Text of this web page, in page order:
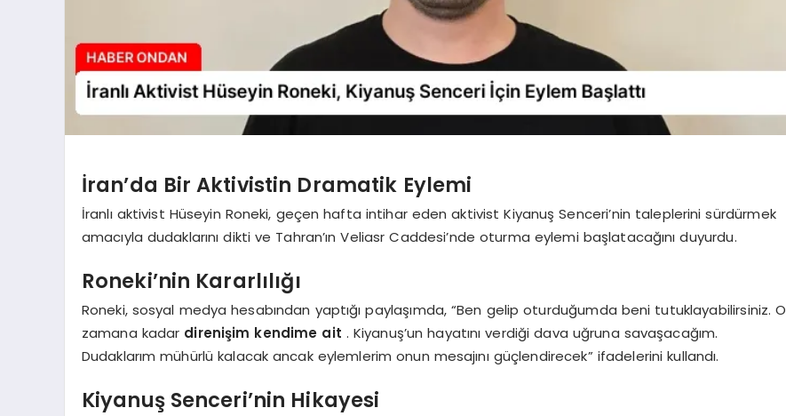
İran’da Bir Aktivistin Dramatik Eylemi
İranlı aktivist Hüseyin Roneki, geçen hafta intihar eden aktivist Kiyanuş Senceri’nin taleplerini sürdürmek
amacıyla dudaklarını dikti ve Tahran’ın Veliasr Caddesi’nde oturma eylemi başlatacağını duyurdu.
Roneki’nin Kararlılığı
Roneki, sosyal medya hesabından yaptığı paylaşımda, “Ben gelip oturduğumda beni tutuklayabilirsiniz. O
zamana kadar direnişim kendime ait . Kiyanuş’un hayatını verdiği dava uğruna savaşacağım.
Dudaklarım mühürlü kalacak ancak eylemlerim onun mesajını güçlendirecek” ifadelerini kullandı.
Kiyanuş Senceri’nin Hikayesi